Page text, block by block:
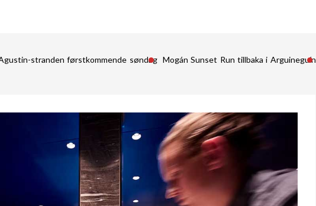
stranden førstkommende søndag Mogán Sunset Run tillbaka i Arguineguín